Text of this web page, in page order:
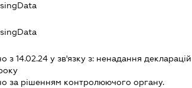
з 14.02.24 у зв'язку з: ненадання декларацiй
за рiшенням контролюючого органу.